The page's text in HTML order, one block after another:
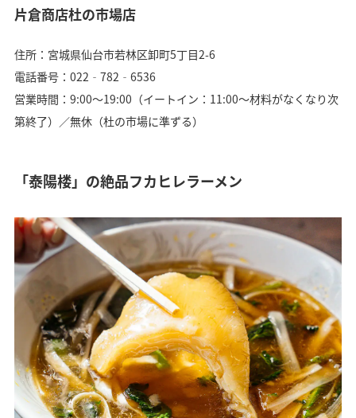
片倉商店杜の市場店
住所：宮城県仙台市若林区卸町5丁目2-6
電話番号：022‐782‐6536
営業時間：9:00～19:00（イートイン：11:00～材料がなくなり次
第終了）／無休（杜の市場に準ずる）
「泰陽楼」の絶品フカヒレラーメン